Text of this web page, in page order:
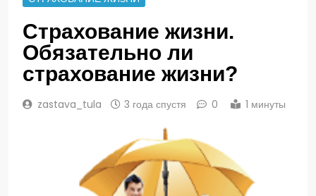
Страхование жизни.
Обязательно ли
страхование жизни?
zastava_tula 3 года спустя 0 1 минуты